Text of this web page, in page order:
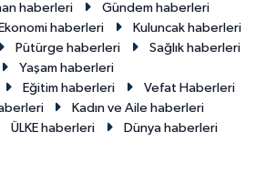
haberleri
Gündem haberleri
Ekonomi haberleri
Kuluncak haberleri
Pütürge haberleri
Sağlık haberleri
Yaşam haberleri
Eğitim haberleri
Vefat Haberleri
Kadın ve Aile haberleri
ÜLKE haberleri Dünya haberleri